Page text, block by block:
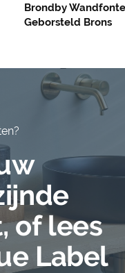
Brondby
Geborsteld Brons
of lees
Label